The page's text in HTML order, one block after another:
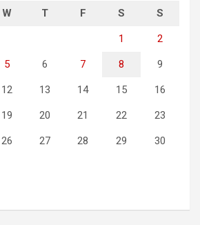
W T F S S
1 2
5 6 7 8 9
12 13 14 15 16
19 20 21 22 23
26 27 28 29 30